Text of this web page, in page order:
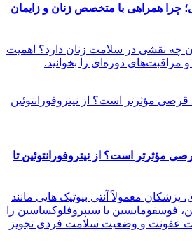
چرا همراهی با متخصص زنان و زایمان
چه نقشی در سلامت زنان دارد؟ اهمیت
دوره‌ای را بخوانید.
مؤثرتر است؟ از نیتروفورانتوئین تا
پزشکان معمولاً آنتی بیوتیک هایی مانند
فوسفومایسین یا سیپروفلوکساسین را
عفونت و وضعیت سلامت فردی تجویز